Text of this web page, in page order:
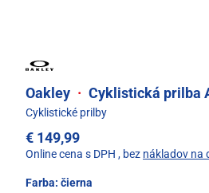
Oakley · Cyklistická prilba
Cyklistické prilby
€ 149,99
Online cena s DPH , bez nákladov na
Farba: čierna